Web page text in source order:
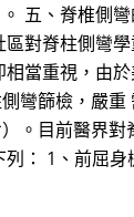
五、脊椎側彎
對脊柱側彎
當重視，由
彎篩檢，嚴重
。目前醫界對
： 1、前屈